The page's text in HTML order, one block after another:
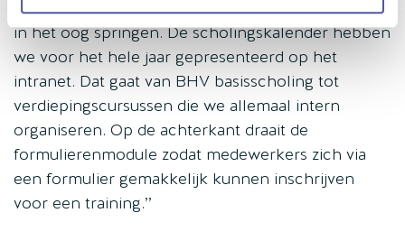
met veel aandacht voor scholing, dus die moeten
in het oog springen. De scholingskalender hebben
we voor het hele jaar gepresenteerd op het
intranet. Dat gaat van BHV basisscholing tot
verdiepingscursussen die we allemaal intern
organiseren. Op de achterkant draait de
formulierenmodule zodat medewerkers zich via
een formulier gemakkelijk kunnen inschrijven
voor een training.’’